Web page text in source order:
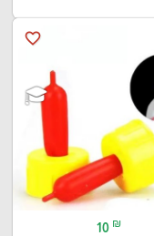
favorite_border
10 ₪